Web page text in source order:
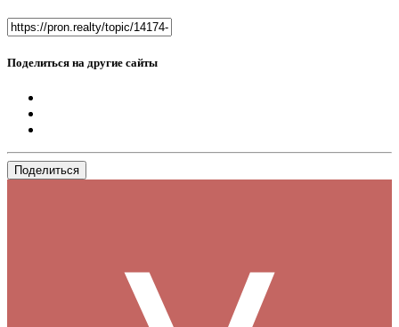
Поделиться на другие сайты
Поделиться